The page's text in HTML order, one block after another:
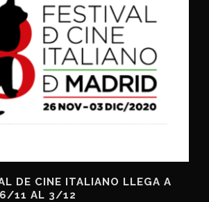
DE CINE ITALIANO LLEGA A
11 AL 3/12